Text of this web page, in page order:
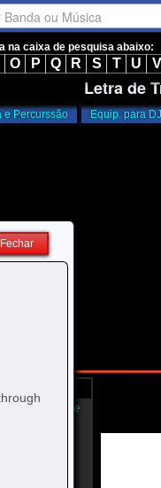
na caixa de pesquisa abaixo:
O P Q R S T U V
Letra de
e Percurssão Equip. para DJ
Fechar
Músicas Online
Banda ou Música